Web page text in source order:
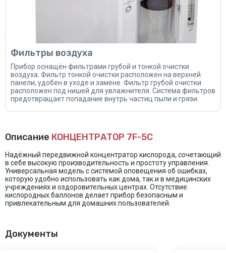
Фильтры воздуха
Прибор оснащён фильтрами грубой и тонкой очистки
воздуха. Фильтр тонкой очистки расположен на верхней
панели, удобен в уходе и замене. Фильтр грубой очистки
расположен под нишей для увлажнителя. Система фильтров
предотвращает попадание внутрь частиц пыли и грязи.
Описание КОНЦЕНТРАТОР 7F-5C
Надёжный передвижной концентратор кислорода, сочетающий
в себе высокую производительность и простоту управления.
Универсальная модель с системой оповещения об ошибках,
которую удобно использовать как дома, так и в медицинских
учреждениях и оздоровительных центрах. Отсутствие
кислородных баллонов делает прибор безопасным и
привлекательным для домашних пользователей.
Документы